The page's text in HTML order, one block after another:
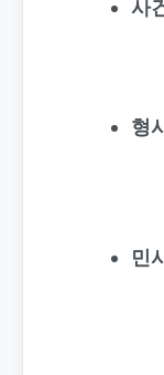
사
형
민